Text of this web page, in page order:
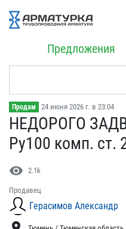
Предложения
Продам 24 июня 2026 г. в 23:04
НЕДОРОГО
Ру100 комп. ст.
visibility 2.1k
Продавец
Герасимов Александр